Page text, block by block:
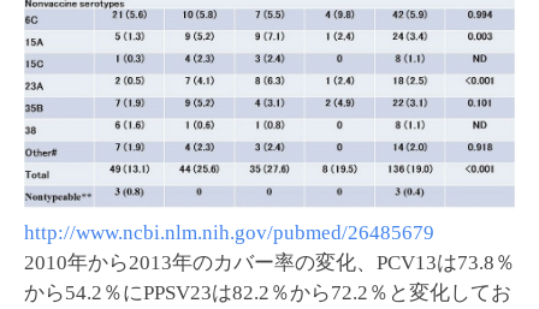
http://www.ncbi.nlm.nih.gov/pubmed/26485679
2010年から2013年のカバー率の変化、PCV13は73.8％
から54.2％にPPSV23は82.2％から72.2％と変化してお